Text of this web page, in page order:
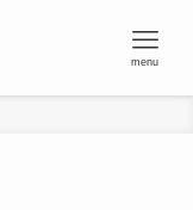
menu